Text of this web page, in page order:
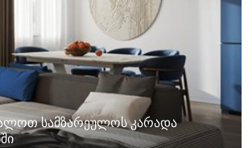
სამზარეულოს კარადა